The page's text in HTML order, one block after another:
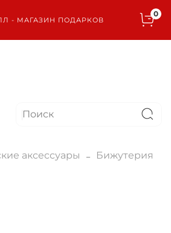
- МАГАЗИН ПОДАРКОВ
0
аксессуары Бижутерия